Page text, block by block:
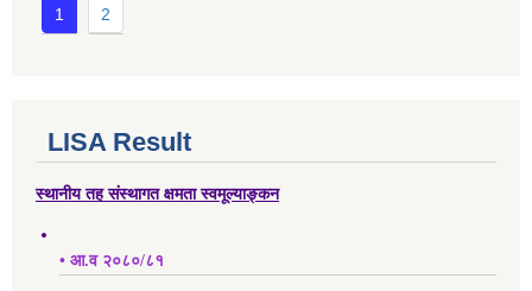
1 2
LISA Result
स्थानीय तह संस्थागत क्षमता स्वमूल्याङ्कन
• आ.व २०८०/८१